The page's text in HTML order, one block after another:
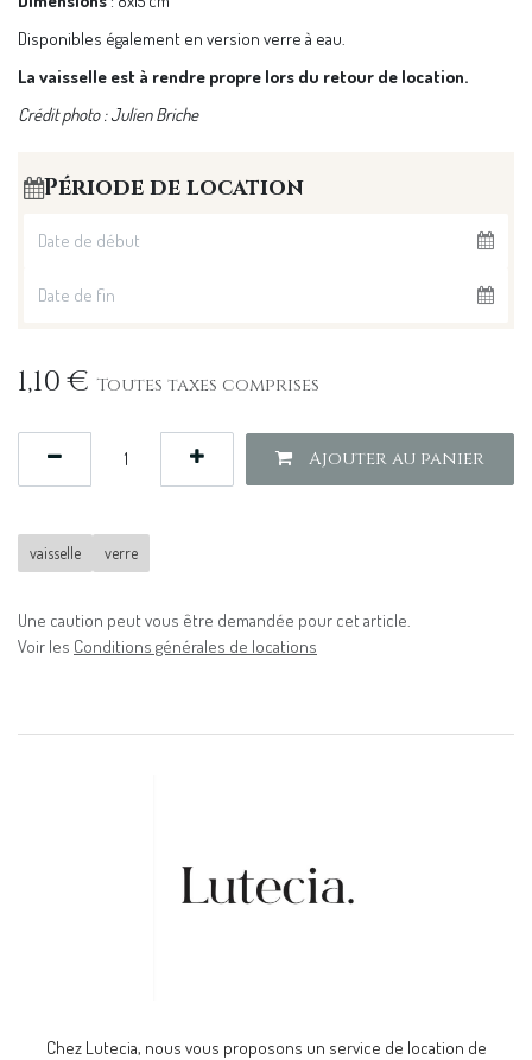
Disponibles également en version verre à eau.
La vaisselle est à rendre propre lors du retour de location.
Crédit photo : Julien Briche
Période de location
1,10€ Toutes taxes comprises
Ajouter au panier
vaisselle verre
Une caution peut vous être demandée pour cet article.
Voir les Conditions générales de locations
Chez Lutecia, nous vous proposons un service de location de